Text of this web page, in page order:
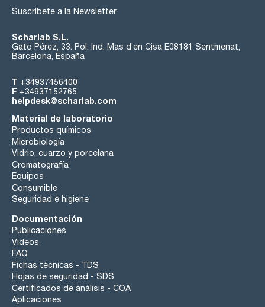
Suscríbete a la Newsletter
Scharlab S.L.
Gato Pérez, 33. Pol. Ind. Mas d’en Cisa E08181 Sentmenat,
Barcelona, España
T +34937456400
F +34937152765
helpdesk@scharlab.com
Material de laboratorio
Productos químicos
Microbiología
Vidrio, cuarzo y porcelana
Cromatografía
Equipos
Consumible
Seguridad e higiene
Documentación
Publicaciones
Videos
FAQ
Fichas técnicas - TDS
Hojas de seguridad - SDS
Certificados de análisis - COA
Aplicaciones